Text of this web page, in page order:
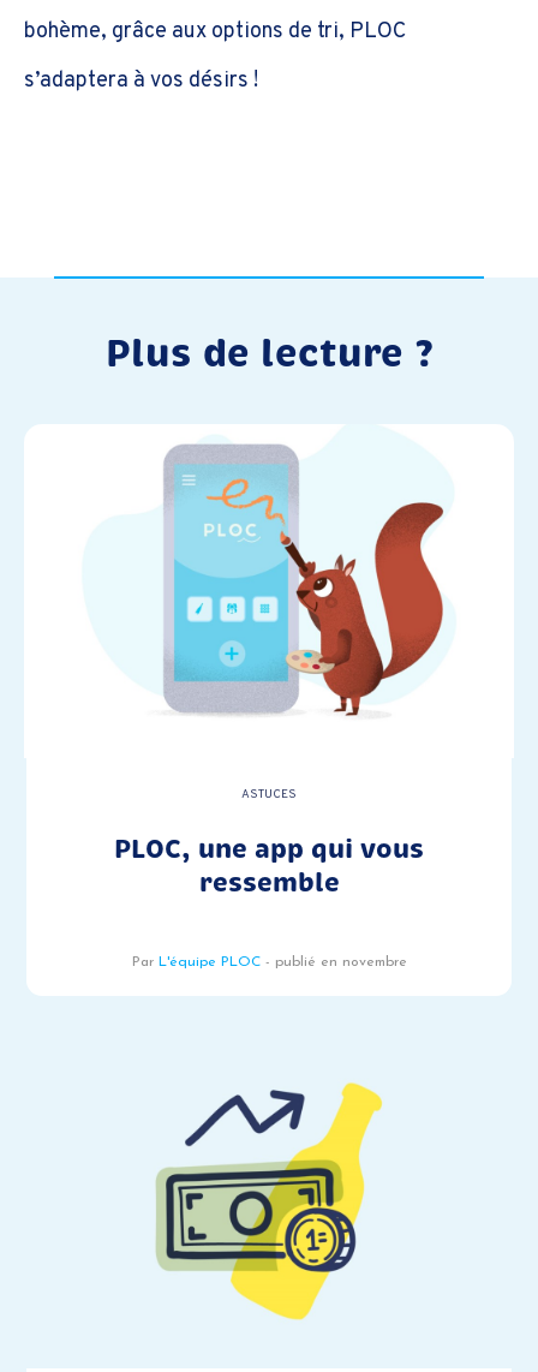
bohème, grâce aux options de tri, PLOC
s’adaptera à vos désirs !
Plus de lecture ?
ASTUCES
PLOC, une app qui vous
ressemble
Par L'équipe PLOC- publié en novembre